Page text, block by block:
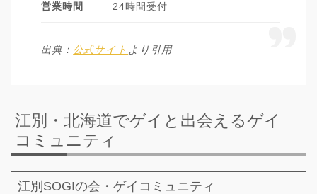
営業時間 24時間受付
出典： 公式サイト より引用
江別・北海道でゲイと出会えるゲイ
コミュニティ
江別SOGIの会・ゲイコミュニティ